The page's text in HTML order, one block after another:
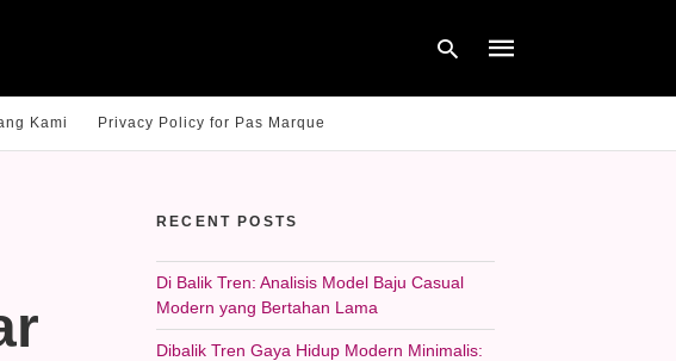
Kami Privacy Policy for Pas Marque
RECENT POSTS
Di Balik Tren: Analisis Model Baju Casual
Modern yang Bertahan Lama
Dibalik Tren Gaya Hidup Modern Minimalis: